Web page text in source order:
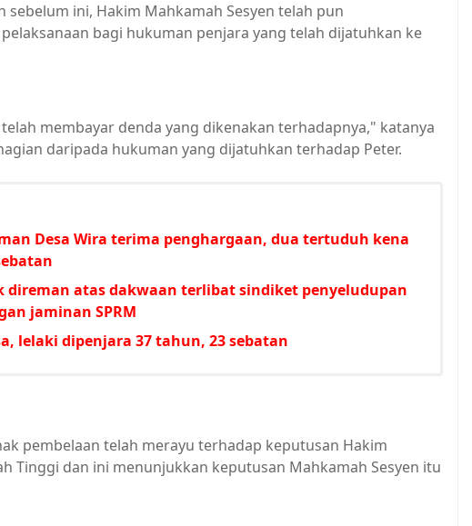
sebelum ini, Hakim Mahkamah Sesyen telah pun
bagi hukuman penjara yang telah dijatuhkan ke
membayar denda yang dikenakan terhadapnya," katanya
daripada hukuman yang dijatuhkan terhadap Peter.
Desa Wira terima penghargaan, dua tertuduh kena
direman atas dakwaan terlibat sindiket penyeludupan
jaminan SPRM
lelaki dipenjara 37 tahun, 23 sebatan
pembelaan telah merayu terhadap keputusan Hakim
Tinggi dan ini menunjukkan keputusan Mahkamah Sesyen itu